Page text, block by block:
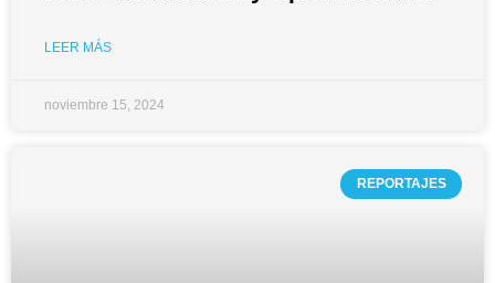
LEER MÁS
noviembre 15, 2024
REPORTAJES